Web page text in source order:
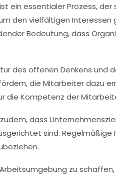
ein essentialer Prozess,
den vielfältigen
Bedeutung, dass
des offenen Denkens und
die Mitarbeiter dazu
die Kompetenz der
dass
sind. Regelmäßige
zu